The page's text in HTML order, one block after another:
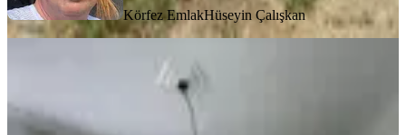
Körfez EmlakHüseyin Çalışkan
Balıkesir Burhaniye De Satılık
Ciftlikevi.